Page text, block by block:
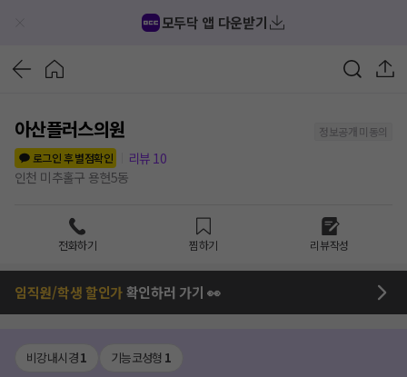
모두닥 앱 다운받기
아산플러스의원
정보공개 미동의
로그인 후 별점확인
리뷰 10
인천 미추홀구 용현5동
전화하기 찜하기 리뷰작성
임직원/학생 할인가확인하러 가기 👀
비강내시경1 기능코성형 1